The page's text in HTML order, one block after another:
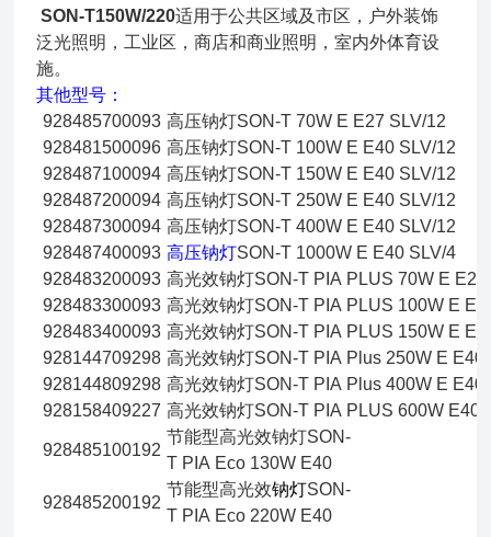
SON-T150W/220适用于公共区域及市区，户外装饰
泛光照明，工业区，商店和商业照明，室内外体育设
施。
其他型号：
928485700093 高压钠灯SON-T 70W E E27 SLV/12
928481500096 高压钠灯SON-T 100W E E40 SLV/12
928487100094 高压钠灯SON-T 150W E E40 SLV/12
928487200094 高压钠灯SON-T 250W E E40 SLV/12
928487300094 高压钠灯SON-T 400W E E40 SLV/12
928487400093 高压钠灯SON-T 1000W E E40 SLV/4
928483200093 高光效钠灯SON-T PIA PLUS 70W E E27
928483300093 高光效钠灯SON-T PIA PLUS 100W E
928483400093 高光效钠灯SON-T PIA PLUS 150W E
928144709298 高光效钠灯SON-T PIA Plus 250W E E40
928144809298 高光效钠灯SON-T PIA Plus 400W E E40
928158409227 高光效钠灯SON-T PIA PLUS 600W E40
928485100192
节能型高光效钠灯SON-
T PIA Eco 130W E40
928485200192
节能型高光效钠灯SON-
T PIA Eco 220W E40